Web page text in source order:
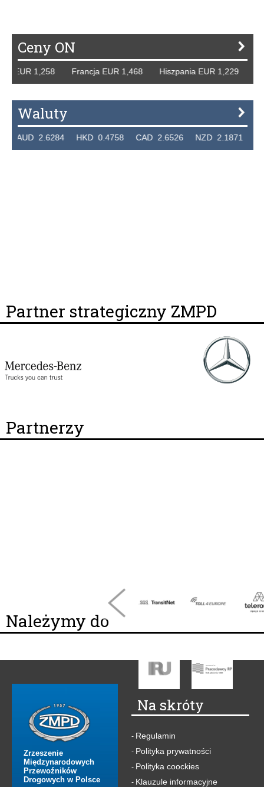
Ceny ON
1,258 Francja EUR 1,468 Hiszpania EUR 1,229 WB
Waluty
2.6284 HKD 0.4758 CAD 2.6526 NZD 2.1871 SGD
Partner strategiczny ZMPD
Partnerzy
Należymy do
Zrzeszenie
Międzynarodowych
Przewoźników
Drogowych w Polsce
Na skróty
- Regulamin
- Polityka prywatności
- Polityka coockies
- Klauzule informacyjne